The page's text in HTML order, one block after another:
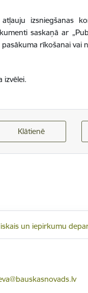
izsniegšanas
saskaņā ar
rīkošanai vai
izvēlei.
Klātienē
un iepirkumu